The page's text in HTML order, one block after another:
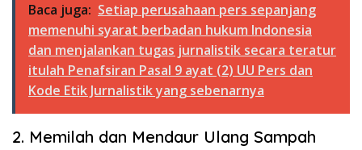
Baca juga: Setiap perusahaan pers sepanjang
memenuhi syarat berbadan hukum Indonesia
dan menjalankan tugas jurnalistik secara teratur
itulah Penafsiran Pasal 9 ayat (2) UU Pers dan
Kode Etik Jurnalistik yang sebenarnya
2. Memilah dan Mendaur Ulang Sampah